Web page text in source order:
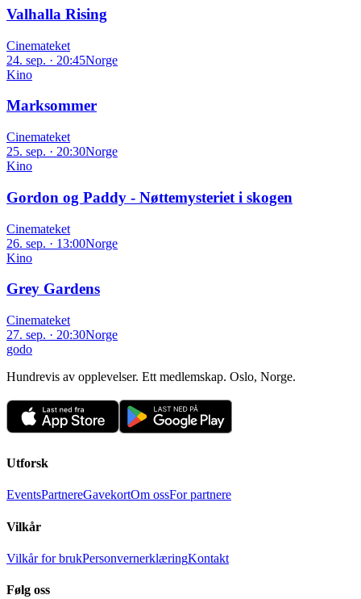
Valhalla Rising
Cinemateket
24. sep. · 20:45Norge
Kino
Marksommer
Cinemateket
25. sep. · 20:30Norge
Kino
Gordon og Paddy - Nøttemysteriet i skogen
Cinemateket
26. sep. · 13:00Norge
Kino
Grey Gardens
Cinemateket
27. sep. · 20:30Norge
godo
Hundrevis av opplevelser. Ett medlemskap. Oslo, Norge.
Utforsk
EventsPartnereGavekortOm ossFor partnere
Vilkår
Vilkår for brukPersonvernerklæringKontakt
Følg oss